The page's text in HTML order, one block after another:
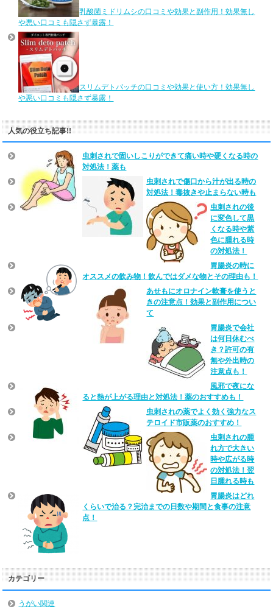
乳酸菌ミドリムシの口コミや効果と副作用！効果無し
や悪い口コミも隠さず暴露！
スリムデトパッチの口コミや効果と使い方！効果無し
や悪い口コミも隠さず暴露！
人気の役立ち記事!!
虫刺されで固いしこりができて痛い時や硬くなる時の
対処法！薬も
虫刺されで傷口から汁が出る時の
対処法！毒抜きや止まらない時も
虫刺されの後
に変色して黒
くなる時や紫
色に腫れる時
の対処法！
胃腸炎の時に
オススメの飲み物！飲んではダメな物とその理由も！
あせもにオロナイン軟膏を使うと
きの注意点！効果と副作用につい
て
胃腸炎で会社
は何日休むべ
き？許可の有
無や外出時の
注意点も！
風邪で夜にな
ると熱が上がる理由と対処法！薬のおすすめも！
虫刺されの薬でよく効く強力なス
テロイド市販薬のおすすめ！
虫刺されの腫
れ方で大きい
時や広がる時
の対処法！翌
日腫れる時も
胃腸炎はどれ
くらいで治る？完治までの日数や期間と食事の注意
点！
カテゴリー
うがい関連